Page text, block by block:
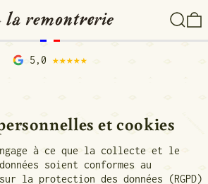
5,0 ★★★★★
et cookies
à ce que la collecte et le
soient conformes au
la protection des données (RGPD)